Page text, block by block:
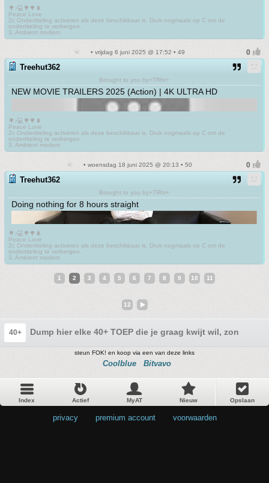
🌳♪💻🌳🌳🌲
Peace Love
2c Ondertiteling activeren als deze beschikbaar is. Druk nogmaals op C om de
ondertiteling te verbergen.
3. Ambient modern
• vrijdag 6 juni 2025 @ 17:52 • 49
Treehut362
Brought to you by+TRht+
NEW MOVIE TRAILERS 2025 (Action) | 4K ULTRA HD
🌳♪💻🌳🌳🌲
Peace Love
2c Ondertiteling activeren als deze beschikbaar is. Druk nogmaals op C om de
ondertiteling te verbergen.
3. Ambient modern
• woensdag 18 juni 2025 @ 20:13 • 50
Treehut362
Brought to you by+TRht+
Doing nothing for 8 hours straight
🌳♪💻🌳🌳🌲
Peace Love
2c Ondertiteling activeren als deze beschikbaar is. Druk nogmaals op C om de
ondertiteling te verbergen.
3. Ambient modern
1 2 3 4 5 6 7 8 9 10 11
12
40+ Dump hier elke 40+ TOEP die je graag kwijt wil, zonder
steun FOK! en koop via een van deze links
Coolblue Bitvavo
Index Actief MyAT Nieuw Opslaan
privacy premium account voorwaarden